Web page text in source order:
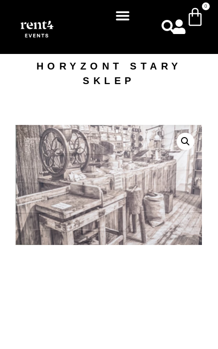
0
HORYZONT STARY
SKLEP